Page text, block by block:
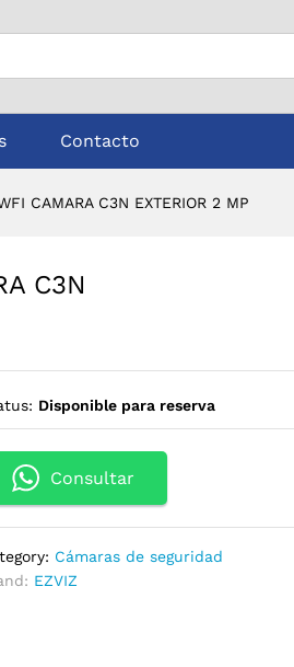
Contacto
CAMARA C3N EXTERIOR 2 MP
C3N
Disponible para reserva
Consultar
Cámaras de seguridad
EZVIZ